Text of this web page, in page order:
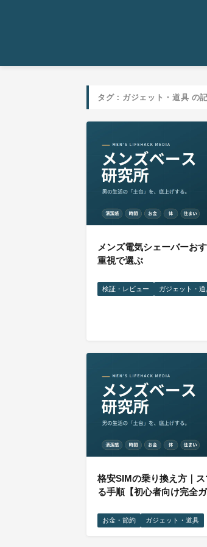
タグ：ガジェット・道具 の
メンズ電気シェーバーお
重視で選ぶ
検証・レビュー ガジェット・道
格安SIMの乗り換え方｜
る手順【初心者向け完全ガ
お金・節約 ガジェット・道具